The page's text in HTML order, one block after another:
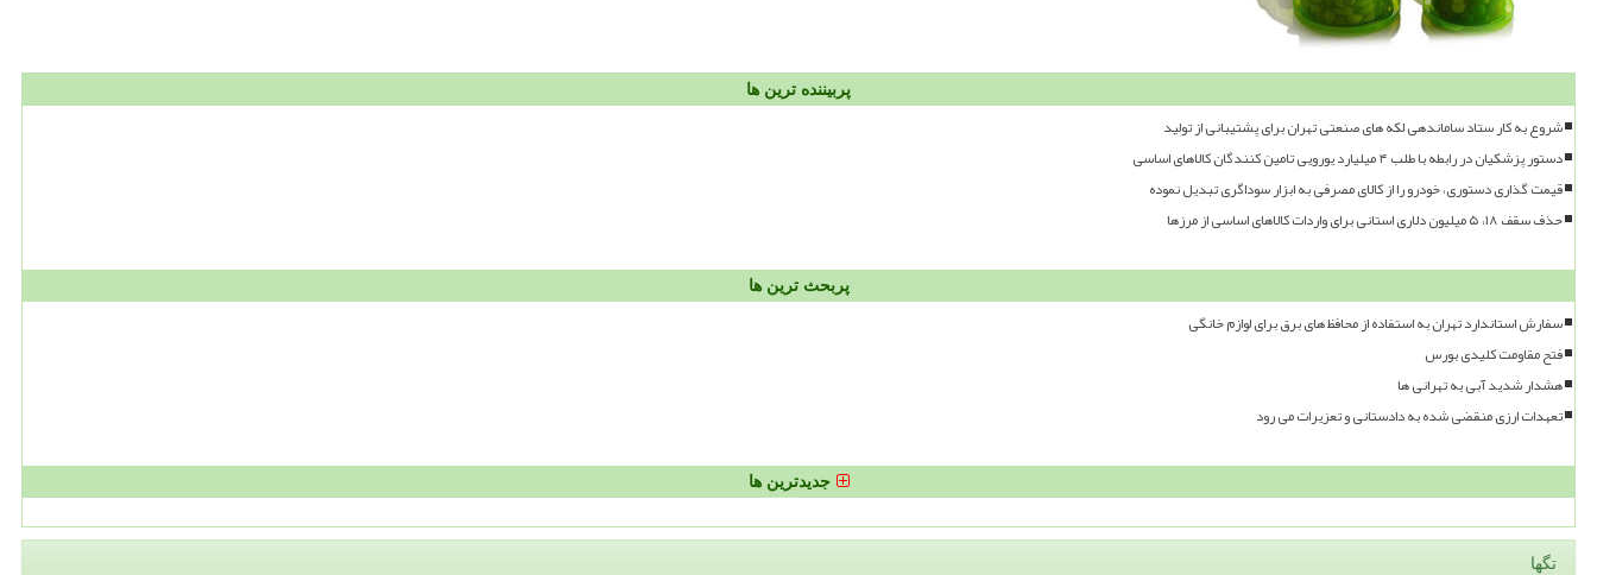
پربیننده ترین ها
شروع به کار ستاد ساماندهی لکه های صنعتی تهران برای پشتیبانی از تولید
دستور پزشکیان در رابطه با طلب ۴ میلیارد یورویی تامین کنندگان کالاهای اساسی
قیمت گذاری دستوری، خودرو را از کالای مصرفی به ابزار سوداگری تبدیل نموده
حذف سقف ۱۸، ۵ میلیون دلاری استانی برای واردات کالاهای اساسی از مرزها
پربحث ترین ها
سفارش استاندارد تهران به استفاده از محافظ های برق برای لوازم خانگی
فتح مقاومت کلیدی بورس
هشدار شدید آبی به تهرانی ها
تعهدات ارزی منقضی شده به دادستانی و تعزیرات می رود
جدیدترین ها
تگها